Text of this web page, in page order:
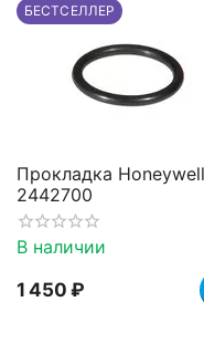
БЕСТСЕЛЛЕР
Прокладка Honeywell
2442700
В наличии
1 450 ₽